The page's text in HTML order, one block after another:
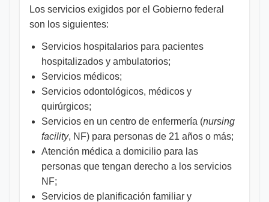
Los servicios exigidos por el Gobierno federal
son los siguientes:
Servicios hospitalarios para pacientes
hospitalizados y ambulatorios;
Servicios médicos;
Servicios odontológicos, médicos y
quirúrgicos;
Servicios en un centro de enfermería (nursing
facility, NF) para personas de 21 años o más;
Atención médica a domicilio para las
personas que tengan derecho a los servicios
NF;
Servicios de planificación familiar y